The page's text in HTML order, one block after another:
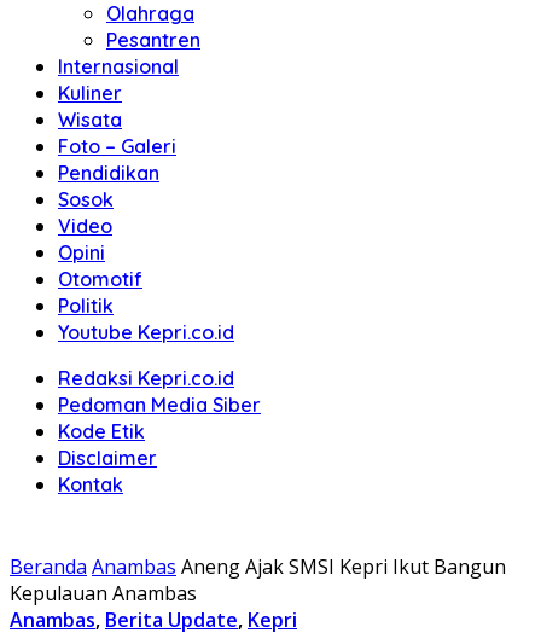
Olahraga
Pesantren
Internasional
Kuliner
Wisata
Foto – Galeri
Pendidikan
Sosok
Video
Opini
Otomotif
Politik
Youtube Kepri.co.id
Redaksi Kepri.co.id
Pedoman Media Siber
Kode Etik
Disclaimer
Kontak
Beranda Anambas Aneng Ajak SMSI Kepri Ikut Bangun
Kepulauan Anambas
Anambas, Berita Update, Kepri